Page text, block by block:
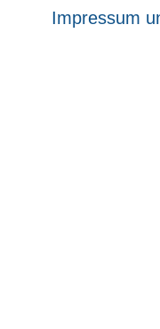
Impressum